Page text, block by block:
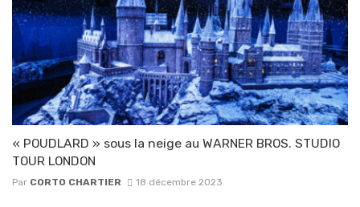
« POUDLARD » sous la neige au WARNER BROS. STUDIO
TOUR LONDON
Par CORTO CHARTIER 18 décembre 2023